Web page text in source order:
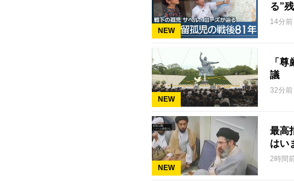
NEW
る”
14分前
NEW
「
議
32分前
NEW
最高
はい
2時間